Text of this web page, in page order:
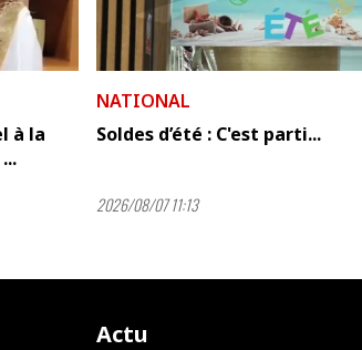
à la
NATIONAL
Soldes d’été : C'est parti...
2026/08/07 11:13
Actu